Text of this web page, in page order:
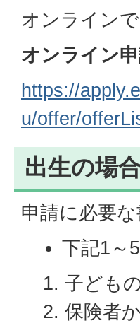
オンライン
オンライン
https://
u/offer/
出生の場
申請に必要
下記1～
子ども
保険者